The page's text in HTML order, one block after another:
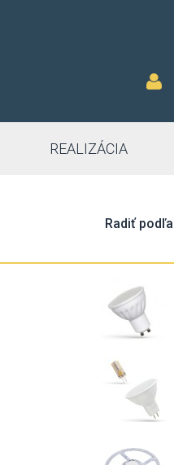
REALIZÁCIA
Radiť podľa